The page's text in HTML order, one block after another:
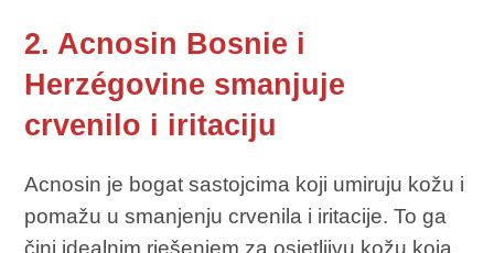
2. Acnosin Bosnie i
Herzégovine smanjuje
crvenilo i iritaciju
Acnosin je bogat sastojcima koji umiruju kožu i
pomažu u smanjenju crvenila i iritacije. To ga
čini idealnim rješenjem za osjetljivu kožu koja